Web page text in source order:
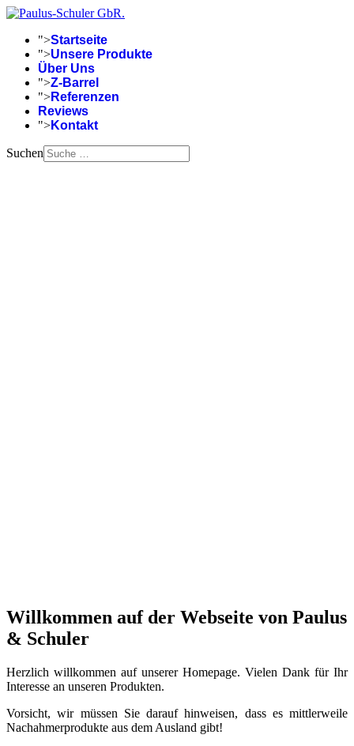
">Startseite
">Unsere Produkte
Über Uns
">Z-Barrel
">Referenzen
Reviews
">Kontakt
Suchen
Willkommen auf der Webseite von Paulus
& Schuler
Herzlich willkommen auf unserer Homepage. Vielen Dank für Ihr
Interesse an unseren Produkten.
Vorsicht, wir müssen Sie darauf hinweisen, dass es mittlerweile
Nachahmerprodukte aus dem Ausland gibt!